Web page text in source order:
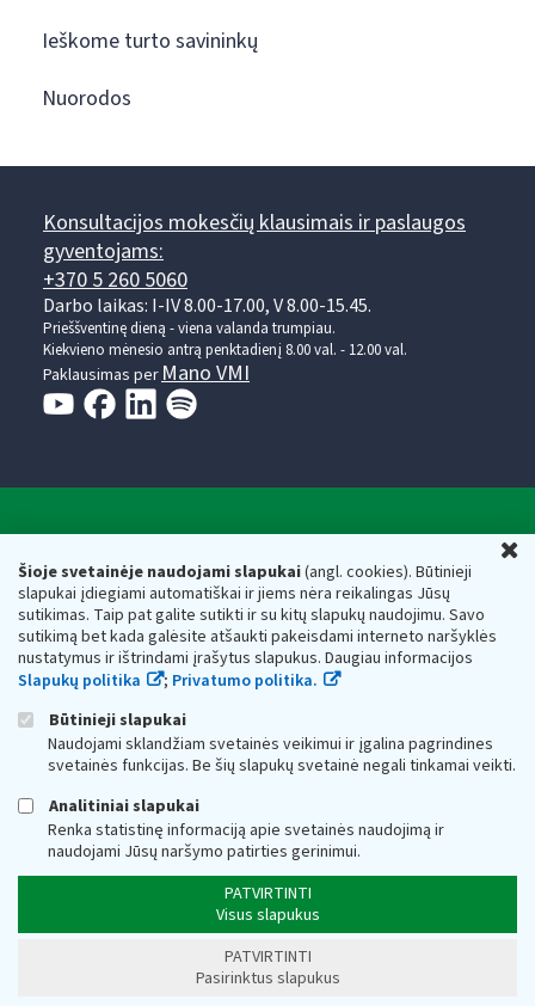
Šioje svetainėje naudojami slapukai(angl. cookies). Būtinieji
slapukai įdiegiami automatiškai ir jiems nėra reikalingas Jūsų
sutikimas. Taip pat galite sutikti ir su kitų slapukų naudojimu. Savo
sutikimą bet kada galėsite atšaukti pakeisdami interneto naršyklės
nustatymus ir ištrindami įrašytus slapukus. Daugiau informacijos
Slapukų politika
; Privatumo politika.
Būtinieji slapukai
Naudojami sklandžiam svetainės veikimui ir įgalina pagrindines
svetainės funkcijas. Be šių slapukų svetainė negali tinkamai veikti.
Analitiniai slapukai
Renka statistinę informaciją apie svetainės naudojimą ir
naudojami Jūsų naršymo patirties gerinimui.
PATVIRTINTI
Visus slapukus
PATVIRTINTI
Pasirinktus slapukus
Ieškome turto savininkų
Nuorodos
Konsultacijos mokesčių klausimais ir paslaugos
gyventojams:
+370 5 260 5060
Darbo laikas: I-IV 8.00-17.00, V 8.00-15.45.
Prieššventinę dieną - viena valanda trumpiau.
Kiekvieno mėnesio antrą penktadienį 8.00 val. - 12.00 val.
Paklausimas per Mano VMI
Respublikos finansų ministerijos
Biudžetinė įstaiga. Juridinio asmens kodas — 188659752,
adresas: Vasario 16-osios g. 14, 01107 Vilnius, Lietuva, el.paštas:
vmi@vmi.lt, E. pristatymo dėžutės adresas 188659752
Duomenys apie Valstybinę mokesčių inspekciją prie Lietuvos
Respublikos finansų ministerijos kaupiami ir saugomi Juridinių